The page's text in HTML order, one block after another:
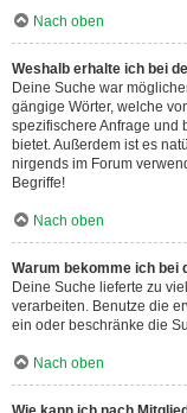
Nach oben
Weshalb erhalte ich bei
Deine Suche war
gängige Wörter, welche
spezifischere Anfrage und
bietet. Außerdem ist es
nirgends im Forum
Begriffe!
Nach oben
Warum bekomme ich bei
Deine Suche lieferte zu
verarbeiten. Benutze die
ein oder beschränke die
Nach oben